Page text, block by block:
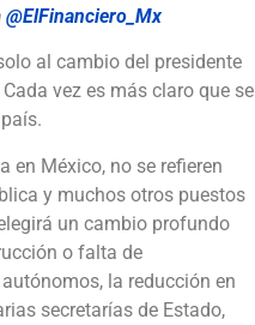
@ElFinanciero_Mx
al cambio del presidente
vez es más claro que se
en México, no se refieren
y muchos otros puestos
un cambio profundo
o falta de
la reducción en
secretarías de Estado,